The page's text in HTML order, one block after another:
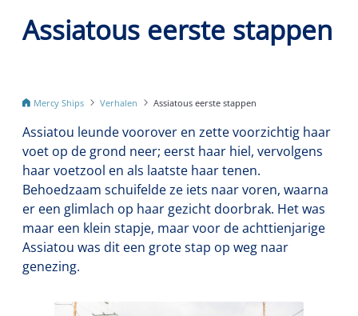
Assiatous eerste stappen
Mercy Ships Verhalen Assiatous eerste stappen
Assiatou leunde voorover en zette voorzichtig haar
voet op de grond neer; eerst haar hiel, vervolgens
haar voetzool en als laatste haar tenen.
Behoedzaam schuifelde ze iets naar voren, waarna
er een glimlach op haar gezicht doorbrak. Het was
maar een klein stapje, maar voor de achttienjarige
Assiatou was dit een grote stap op weg naar
genezing.